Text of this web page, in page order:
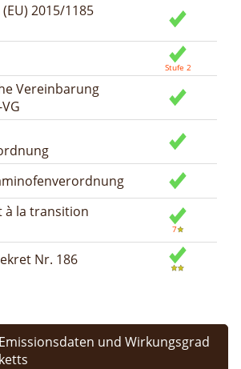
2015/1185
Vereinbarung
à la transition
Nr. 186
und Wirkungsgrad